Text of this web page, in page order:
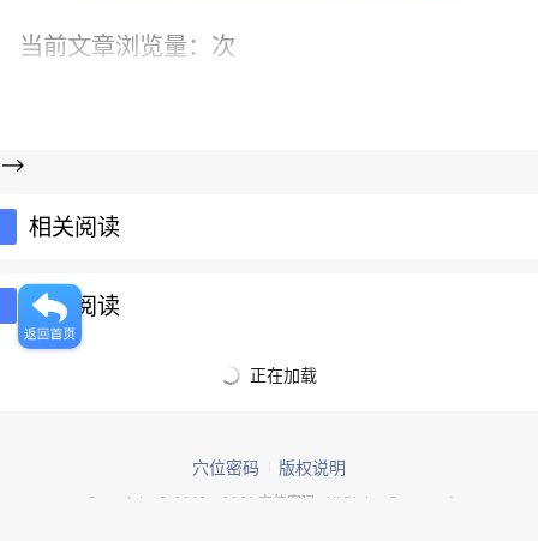
当前文章浏览量： 次
-->
相关阅读
推荐阅读
正在加载
穴位密码 版权说明
Copyright © 2012 - 2021 穴位密码. All Rights Reserved